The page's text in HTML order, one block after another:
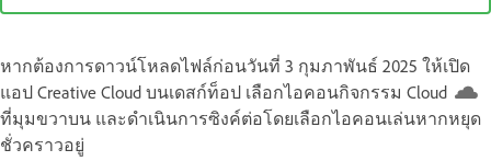
หากต้องการดาวน์โหลดไฟล์ก่อนวันที่ 3 กุมภาพันธ์ 2025 ให้เปิด
แอป Creative Cloud บนเดสก์ท็อป เลือกไอคอนกิจกรรม Cloud
ที่มุมขวาบน และดำเนินการซิงค์ต่อโดยเลือกไอคอนเล่นหากหยุด
ชั่วคราวอยู่